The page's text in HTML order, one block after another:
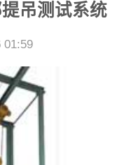
吊测试系统
01:59